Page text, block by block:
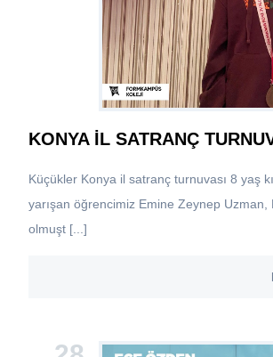
KONYA İL SATRANÇ
Küçükler Konya il satranç turnuvası 8 yaş
yarışan öğrencimiz Emine Zeynep Uzman,
olmuşt [...]